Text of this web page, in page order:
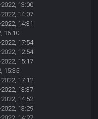
13:00
14:07
14:31
16:10
17:54
12:54
15:17
15:35
17:12
13:37
14:52
13:29